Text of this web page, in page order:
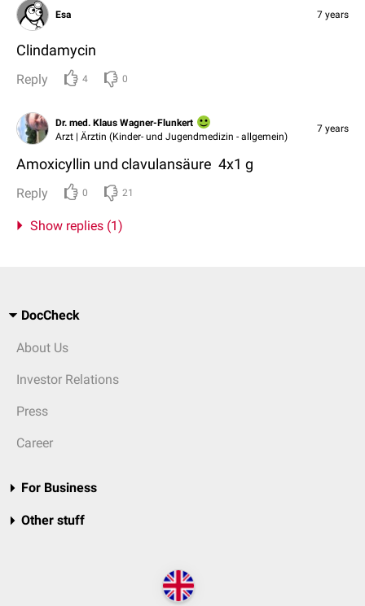
Esa 7 years
Clindamycin
Reply 4 0
Dr. med. Klaus Wagner-Flunkert
Arzt | Ärztin (Kinder- und Jugendmedizin - allgemein)
7 years
Amoxicyllin und clavulansäure 4x1 g
Reply 0 21
Show replies (1)
DocCheck
About Us
Investor Relations
Press
Career
For Business
Other stuff